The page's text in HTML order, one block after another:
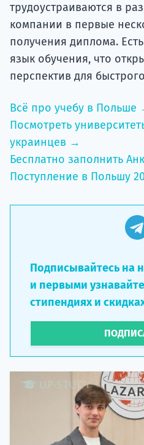
трудоустраиваются в
компании в первые
получения диплома.
язык обучения, что
перспектив для
Всё про учебу в Польше
Посмотреть
украинцев →
Бесплатно заполнить
Поступление в Польшу
Подписывайтесь на
и первыми
стипендиях и